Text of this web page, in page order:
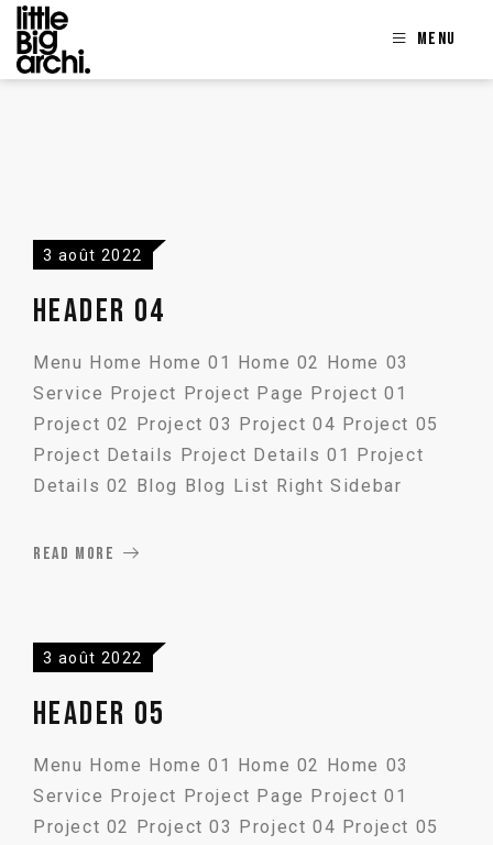
Menu
3 août 2022
Header 04
Menu Home Home 01 Home 02 Home 03
Service Project Project Page Project 01
Project 02 Project 03 Project 04 Project 05
Project Details Project Details 01 Project
Details 02 Blog Blog List Right Sidebar
READ MORE
3 août 2022
Header 05
Menu Home Home 01 Home 02 Home 03
Service Project Project Page Project 01
Project 02 Project 03 Project 04 Project 05